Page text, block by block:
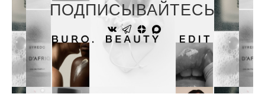
ПОДПИСЫВАЙТЕСЬ